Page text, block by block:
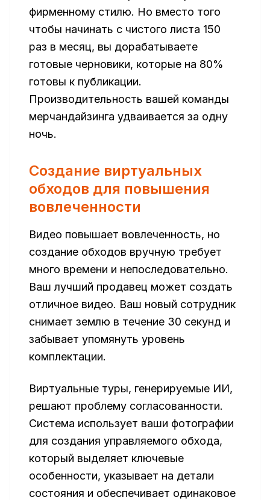
фирменному стилю. Но вместо того
чтобы начинать с чистого листа 150
раз в месяц, вы дорабатываете
готовые черновики, которые на 80%
готовы к публикации.
Производительность вашей команды
мерчандайзинга удваивается за одну
ночь.
Создание виртуальных
обходов для повышения
вовлеченности
Видео повышает вовлеченность, но
создание обходов вручную требует
много времени и непоследовательно.
Ваш лучший продавец может создать
отличное видео. Ваш новый сотрудник
снимает землю в течение 30 секунд и
забывает упомянуть уровень
комплектации.
Виртуальные туры, генерируемые ИИ,
решают проблему согласованности.
Система использует ваши фотографии
для создания управляемого обхода,
который выделяет ключевые
особенности, указывает на детали
состояния и обеспечивает одинаковое